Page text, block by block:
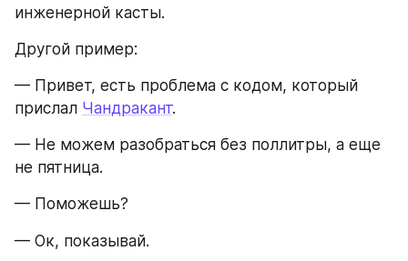
инженерной касты.
Другой пример:
— Привет, есть проблема с кодом, который
прислал Чандракант.
— Не можем разобраться без поллитры, а еще
не пятница.
— Поможешь?
— Ок, показывай.